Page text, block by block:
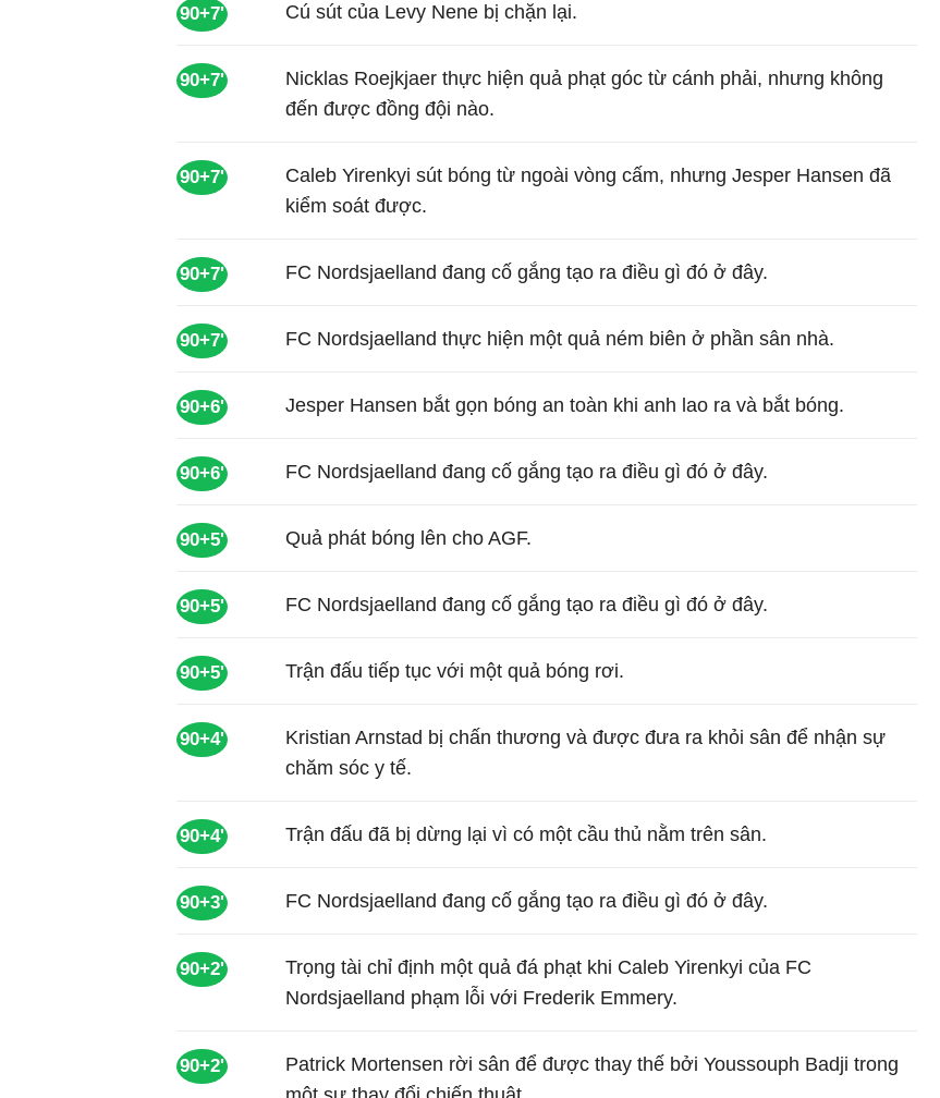
90+7' Cú sút của Levy Nene bị chặn lại.
90+7'
Nicklas Roejkjaer thực hiện quả phạt góc từ cánh phải, nhưng không
đến được đồng đội nào.
90+7'
Caleb Yirenkyi sút bóng từ ngoài vòng cấm, nhưng Jesper Hansen đã
kiểm soát được.
90+7' FC Nordsjaelland đang cố gắng tạo ra điều gì đó ở đây.
90+7' FC Nordsjaelland thực hiện một quả ném biên ở phần sân nhà.
90+6' Jesper Hansen bắt gọn bóng an toàn khi anh lao ra và bắt bóng.
90+6' FC Nordsjaelland đang cố gắng tạo ra điều gì đó ở đây.
90+5' Quả phát bóng lên cho AGF.
90+5' FC Nordsjaelland đang cố gắng tạo ra điều gì đó ở đây.
90+5' Trận đấu tiếp tục với một quả bóng rơi.
90+4'
Kristian Arnstad bị chấn thương và được đưa ra khỏi sân để nhận sự
chăm sóc y tế.
90+4' Trận đấu đã bị dừng lại vì có một cầu thủ nằm trên sân.
90+3' FC Nordsjaelland đang cố gắng tạo ra điều gì đó ở đây.
90+2'
Trọng tài chỉ định một quả đá phạt khi Caleb Yirenkyi của FC
Nordsjaelland phạm lỗi với Frederik Emmery.
90+2'
Patrick Mortensen rời sân để được thay thế bởi Youssouph Badji trong